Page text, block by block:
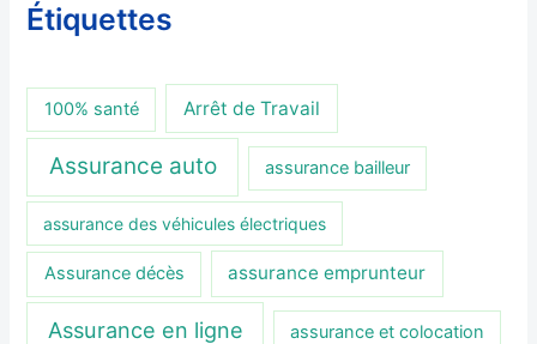
Étiquettes
100% santé Arrêt de Travail
Assurance auto assurance bailleur
assurance des véhicules électriques
Assurance décès assurance emprunteur
Assurance en ligne assurance et colocation